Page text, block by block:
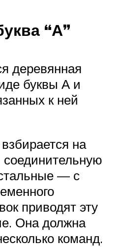
“А”
деревянная
буквы А и
к ней
на
соединительную
— с
приводят эту
Она должна
команд.